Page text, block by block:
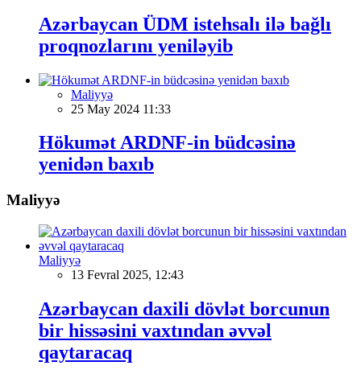
Azərbaycan ÜDM istehsalı ilə bağlı
proqnozlarını yeniləyib
Maliyyə
25 May 2024 11:33
Hökumət ARDNF-in büdcəsinə
yenidən baxıb
Maliyyə
Maliyyə
13 Fevral 2025, 12:43
Azərbaycan daxili dövlət borcunun
bir hissəsini vaxtından əvvəl
qaytaracaq